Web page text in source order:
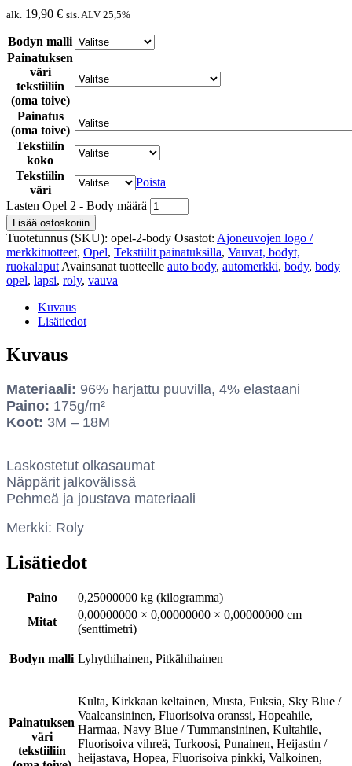
alk. 19,90 € sis. ALV 25,5%
Bodyn malli
Painatuksen
väri
tekstiiliin
(oma toive)
Painatus
(oma toive)
Tekstiilin
koko
Tekstiilin
väri
Poista
Lasten Opel 2 - Body määrä
Lisää ostoskoriin
Tuotetunnus (SKU): opel-2-body Osastot: Ajoneuvojen logo /
merkkituotteet, Opel, Tekstiilit painatuksilla, Vauvat, bodyt,
ruokalaput Avainsanat tuotteelle auto body, automerkki, body, body
opel, lapsi, roly, vauva
Kuvaus
Lisätiedot
Kuvaus
Materiaali: 96% harjattu puuvilla, 4% elastaani
Paino: 175g/m²
Koot: 3M – 18M
Laskostetut olkasaumat
Näppärit jalkovälissä
Pehmeä ja joustava materiaali
Merkki: Roly
Lisätiedot
Paino
0,25000000 kg (kilogramma)
Mitat
0,00000000 × 0,00000000 × 0,00000000 cm
(senttimetri)
Bodyn malli Lyhythihainen, Pitkähihainen
Painatuksen
väri
tekstiiliin
Kulta, Kirkkaan keltainen, Musta, Fuksia, Sky Blue /
Vaaleansininen, Fluorisoiva oranssi, Hopeahile,
Harmaa, Navy Blue / Tummansininen, Kultahile,
Fluorisoiva vihreä, Turkoosi, Punainen, Heijastin /
heijastava, Hopea, Fluorisoiva pinkki, Valkoinen,